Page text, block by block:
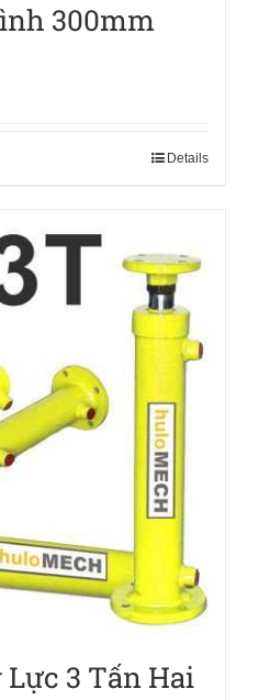
300mm
Details
3 Tấn Hai